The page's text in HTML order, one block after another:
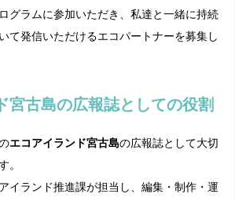
グラムに参加いただき、私達と一緒に持続
て発信いただけるエコパートナーを募集し
宮古島の広報誌としての役割
エコアイランド宮古島の広報誌として大切
。
イランド推進課が担当し、編集・制作・運